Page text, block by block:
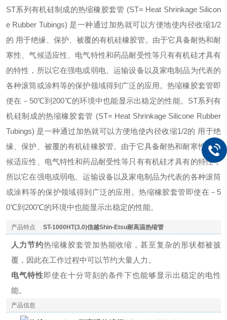
ST系列有机硅制成的热缩橡胶套管 (ST= Heat Shrinkage Silicon
e Rubber Tubings) 是一种通过加热就可以方便地使内径收缩1/2
的 用于绝缘、保护、被覆的有机硅橡胶管。由于它具备耐热和耐
寒性、气候适应性、电气特性和药品耐受性等只有有机硅才具有
的特性，所以它在强电或弱电、运输设备以及家电制品为代表的
各种滚筒或涂料等的保护领域得到广泛的应用。热缩橡胶套管即
使在－50℃到200℃的环境中也能显示出稳定的性能。 ST系列有
机硅制成的热缩橡胶套管 (ST= Heat Shrinkage Silicone Rubber
Tubings) 是一种通过加热就可以方便地使内径收缩1/2的 用于绝
缘、保护、被覆的有机硅橡胶管。由于它具备耐热和耐寒性、气
候适应性、电气特性和药品耐受性等只有有机硅才具有的特性，
所以它在强电或弱电、运输设备以及家电制品为代表的各种滚筒
或涂料等的保护领域得到广泛的应用。热缩橡胶套管即使在－5
0℃到200℃的环境中也能显示出稳定的性能。
产品特点 ST-1000HT(3.0)信越Shin-Etsu耐高温热缩管
人力节约热缩橡胶套管加热能收缩，甚至复杂的形状都被披
覆，因此在工作过程中可以节约大量人力。
电气特性即使在十分苛刻的条件下也能够显示出稳定的电性
能。
产品信息